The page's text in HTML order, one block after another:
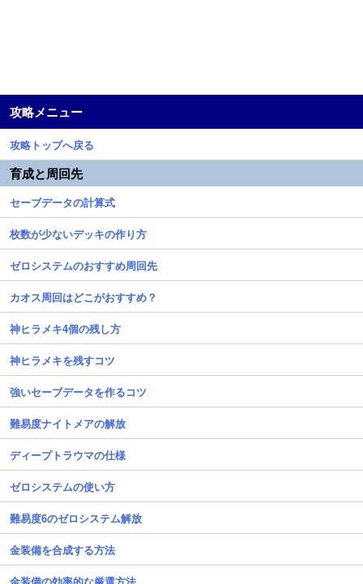
攻略メニュー
攻略トップへ戻る
育成と周回先
セーブデータの計算式
枚数が少ないデッキの作り方
ゼロシステムのおすすめ周回先
カオス周回はどこがおすすめ？
神ヒラメキ4個の残し方
神ヒラメキを残すコツ
強いセーブデータを作るコツ
難易度ナイトメアの解放
ディープトラウマの仕様
ゼロシステムの使い方
難易度6のゼロシステム解放
金装備を合成する方法